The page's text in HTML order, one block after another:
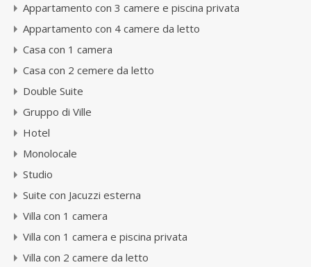
Appartamento con 3 camere e piscina privata
Appartamento con 4 camere da letto
Casa con 1 camera
Casa con 2 cemere da letto
Double Suite
Gruppo di Ville
Hotel
Monolocale
Studio
Suite con Jacuzzi esterna
Villa con 1 camera
Villa con 1 camera e piscina privata
Villa con 2 camere da letto